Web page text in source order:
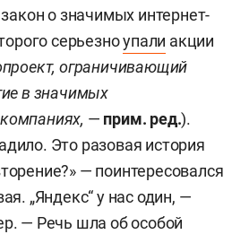
о значимых интернет-
серьезноупали акции
ограничивающий
в значимых
— прим. ред.).
Это разовая история
— поинтересовался
„Яндекс“ у нас один, —
— Речь шла об особой